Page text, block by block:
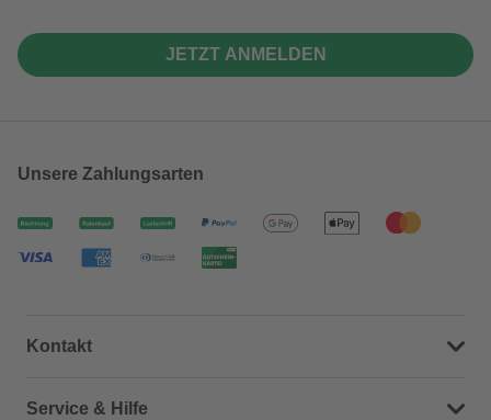
JETZT ANMELDEN
Unsere Zahlungsarten
Kontakt
Dein Kontakt zu uns
Service & Hilfe